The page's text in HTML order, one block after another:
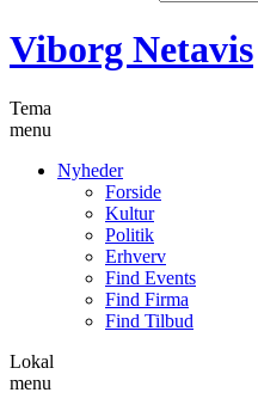
Viborg Netavis
Tema
menu
Nyheder
Forside
Kultur
Politik
Erhverv
Find Events
Find Firma
Find Tilbud
Lokal
menu